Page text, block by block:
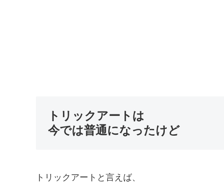
トリックアートは
今では普通になったけど
トリックアートと言えば、